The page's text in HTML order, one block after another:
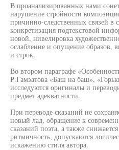
В проанализированных нами
нарушение стройности
причинно-следственных связей в
конкретизация подтекстовой
новой, нивелировка
ослабление и опущение образов,
и строк.
Во втором параграфе
Р.Гамзатова «Баш на баш»,
исследуются оригиналы и
предмет адекватности.
При переводе сказаний не
новый лад, обращение к
сказаний поэта, а также
ритмичность, допускаются
искажению стиля автора.